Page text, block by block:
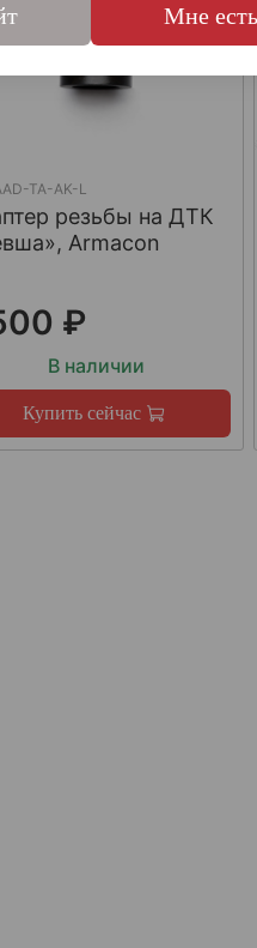
TA-AK-L
резьбы на ДТК
Armacon
₽
В наличии
Купить сейчас
Мне